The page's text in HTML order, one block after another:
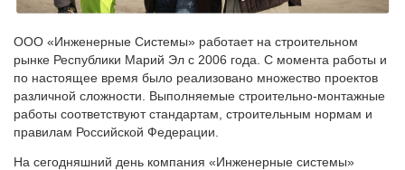
ООО «Инженерные Системы» работает на строительном
рынке Республики Марий Эл с 2006 года. С момента работы и
по настоящее время было реализовано множество проектов
различной сложности. Выполняемые строительно-монтажные
работы соответствуют стандартам, строительным нормам и
правилам Российской Федерации.
На сегодняшний день компания «Инженерные системы»